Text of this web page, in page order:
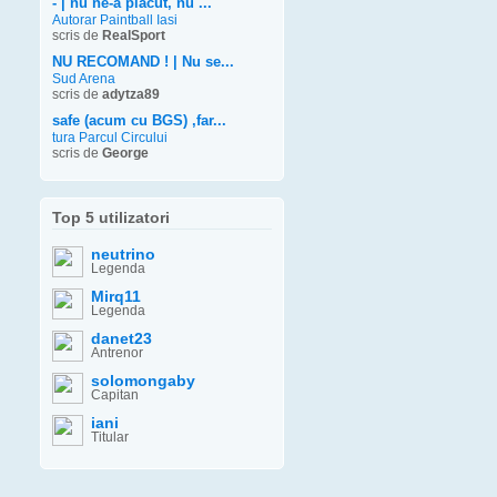
Autorar Paintball Iasi
scris de RealSport
NU RECOMAND ! | Nu se...
Sud Arena
scris de adytza89
safe (acum cu BGS) ,far...
tura Parcul Circului
scris de George
Top 5 utilizatori
neutrino
Legenda
Mirq11
Legenda
danet23
Antrenor
solomongaby
Capitan
iani
Titular